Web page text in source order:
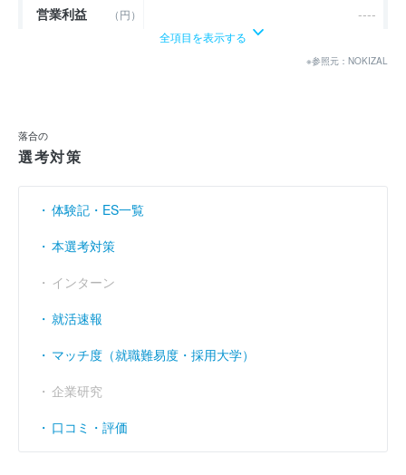
営業利益 （円） ----
売上伸び率
経常利益率 （％）
全項目を表示する
※参照元：NOKIZAL
落合の
選考対策
体験記・ES一覧
本選考対策
インターン
就活速報
マッチ度（就職難易度・採用大学）
企業研究
口コミ・評価